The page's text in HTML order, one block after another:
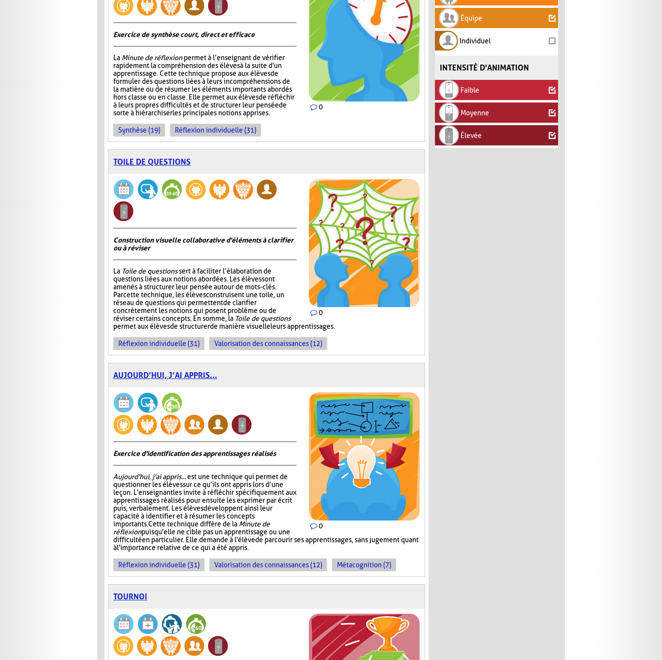
Équipe
Individuel
INTENSITÉ D'ANIMATION
Faible
Moyenne
Élevée
0
Exercice de synthèse court, direct et efficace
La Minute de réflexionpermet à l’enseignant de vérifier
rapidement la compréhension des élèves à la suite d'un
apprentissage. Cette technique propose aux élèves de
formuler des questions liées à leurs incompréhensions de
la matière ou de résumer les éléments importants abordés
hors classe ou en classe. Elle permet aux élèves de réfléchir
à leurs propres difficultés et de structurer leur pensée de
sorte à hiérarchiser les principales notions apprises.
Synthèse (19) Réflexion individuelle (31)
TOILE DE QUESTIONS
0
Construction visuelle collaborative d'éléments à clarifier
ou à réviser
La Toile de questionssert à faciliter l’élaboration de
questions liées aux notions abordées. Les élèves sont
amenés à structurer leur pensée autour de mots-clés.
Par cette technique, les élèves construisent une toile, un
réseau de questions qui permettent de clarifier
concrètement les notions qui posent problème ou de
réviser certains concepts. En somme, la Toile de questions
permet aux élèves de structurer de manière visuelle leurs apprentissages.
Réflexion individuelle (31) Valorisation des connaissances (12)
AUJOURD’HUI, J’AI APPRIS...
0
Exercice d'identification des apprentissages réalisés
Aujourd'hui, j'ai appris...est une technique qui permet de
questionner les élèves sur ce qu’ils ont appris lors d’une
leçon. L'enseignant les invite à réfléchir spécifiquement aux
apprentissages réalisés pour ensuite les exprimer par écrit
puis, verbalement. Les élèves développent ainsi leur
capacité à identifier et à résumer les concepts
importants. Cette technique diffère de la Minute de
réflexionpuisqu'elle ne cible pas un apprentissage ou une
difficulté en particulier. Elle demande à l'élève de parcourir ses apprentissages, sans jugement quant
à l'importance relative de ce qui a été appris.
Réflexion individuelle (31) Valorisation des connaissances (12) Métacognition (7)
TOURNOI